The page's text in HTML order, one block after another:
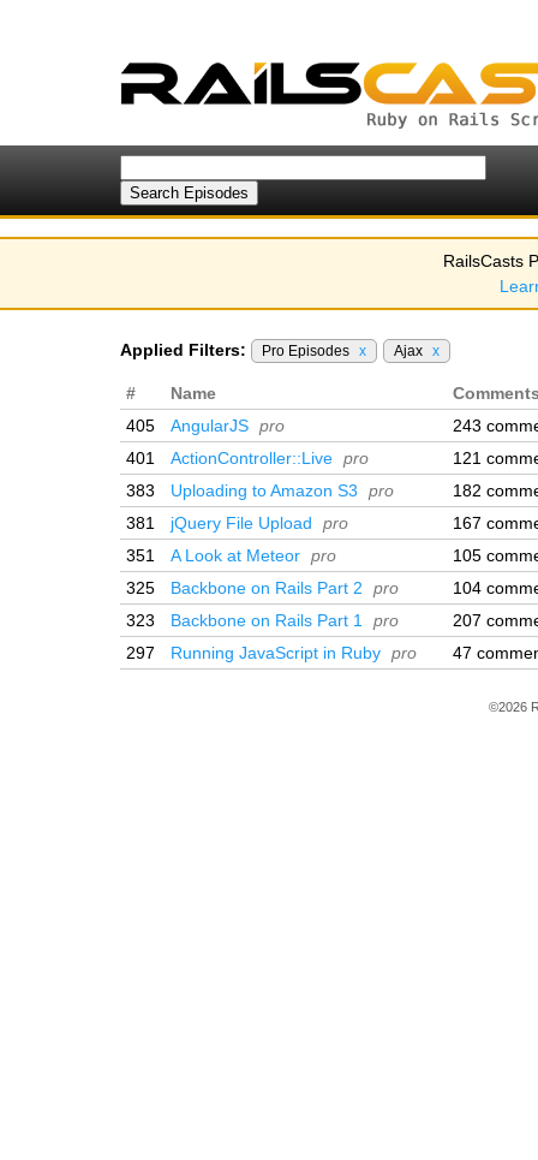
RailsCasts
Applied Filters: Pro Episodes x Ajax x
# Name
405
AngularJS pro
243
401
ActionController::Live pro
121
383
Uploading to Amazon S3 pro
182
381
jQuery File Upload pro
167
351
A Look at Meteor pro
105
325
Backbone on Rails Part 2 pro
104
323
Backbone on Rails Part 1 pro
207
297
Running JavaScript in Ruby pro 47
©2026